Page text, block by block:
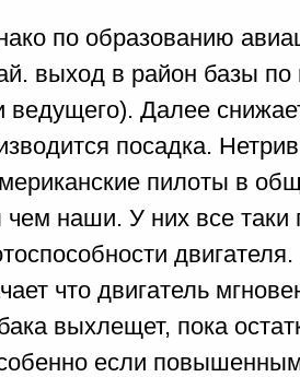
по образованию
выход в район базы
ведущего). Далее
посадка.
пилоты в
чем наши. У них все
что двигатель
выхлещет, пока
если